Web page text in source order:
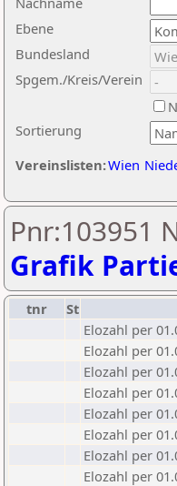
Ebene
Sortierung
Bundesland
Spgem./Kreis/Verein
Vereinslisten:Wien
Pnr:103951
Grafik
tnr St
Elozahl per
Elozahl per
Elozahl per
Elozahl per
Elozahl per
Elozahl per
Elozahl per
Elozahl per